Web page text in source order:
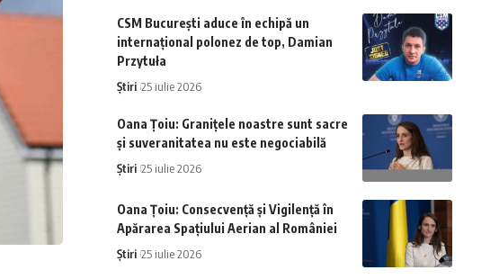
CSM București aduce în echipă un
internațional polonez de top, Damian
Przytuła
Știri 25 iulie 2026
Oana Țoiu: Granițele noastre sunt sacre
și suveranitatea nu este negociabilă
Știri 25 iulie 2026
Oana Țoiu: Consecvență și Vigilență în
Apărarea Spațiului Aerian al României
Știri 25 iulie 2026